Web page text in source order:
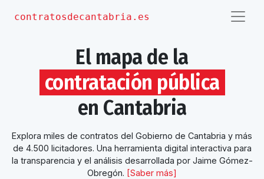
contratosdecantabria.es
El mapa de la
contratación pública
en Cantabria
Explora miles de contratos del Gobierno de Cantabria y más
de 4.500 licitadores. Una herramienta digital interactiva para
la transparencia y el análisis desarrollada por Jaime Gómez-
Obregón. [Saber más]